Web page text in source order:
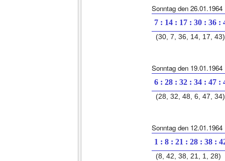
Sonntag den 26.01.1964
7 : 14 : 17 : 30 : 36 :
(30, 7, 36, 14, 17, 43)
Sonntag den 19.01.1964
6 : 28 : 32 : 34 : 47 :
(28, 32, 48, 6, 47, 34)
Sonntag den 12.01.1964
1 : 8 : 21 : 28 : 38 :
(8, 42, 38, 21, 1, 28)